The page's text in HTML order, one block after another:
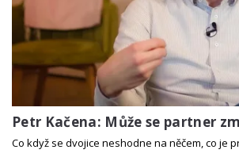
Petr Kačena: Může se partner
Co když se dvojice neshodne na něčem, co je